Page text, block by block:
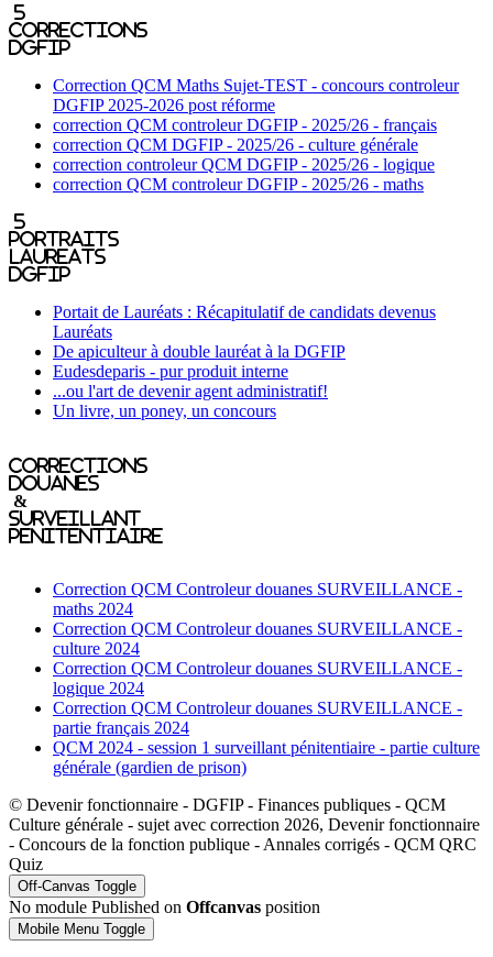
5
corrections
DGFIP
Correction QCM Maths Sujet-TEST - concours controleur
DGFIP 2025-2026 post réforme
correction QCM controleur DGFIP - 2025/26 - français
correction QCM DGFIP - 2025/26 - culture générale
correction controleur QCM DGFIP - 2025/26 - logique
correction QCM controleur DGFIP - 2025/26 - maths
5
portraits
laureats
DGFIP
Portait de Lauréats : Récapitulatif de candidats devenus
Lauréats
De apiculteur à double lauréat à la DGFIP
Eudesdeparis - pur produit interne
...ou l'art de devenir agent administratif!
Un livre, un poney, un concours
Corrections
Douanes
&
Surveillant
penitentiaire
Correction QCM Controleur douanes SURVEILLANCE -
maths 2024
Correction QCM Controleur douanes SURVEILLANCE -
culture 2024
Correction QCM Controleur douanes SURVEILLANCE -
logique 2024
Correction QCM Controleur douanes SURVEILLANCE -
partie français 2024
QCM 2024 - session 1 surveillant pénitentiaire - partie culture
générale (gardien de prison)
© Devenir fonctionnaire - DGFIP - Finances publiques - QCM
Culture générale - sujet avec correction 2026, Devenir fonctionnaire
- Concours de la fonction publique - Annales corrigés - QCM QRC
Quiz
Off-Canvas Toggle
No module Published on Offcanvas position
Mobile Menu Toggle